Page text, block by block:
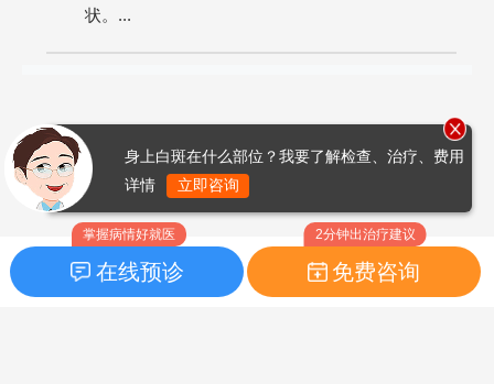
状。...
掌握病情好就医
在线预诊
2分钟出治疗建议
免费咨询
身上白斑在什么部位？我要了解检查、治疗、费用
详情
立即咨询